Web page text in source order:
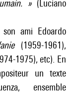
» (Luciano
ami Edoardo
(1959-1961),
1975), etc). En
un texte
ensemble